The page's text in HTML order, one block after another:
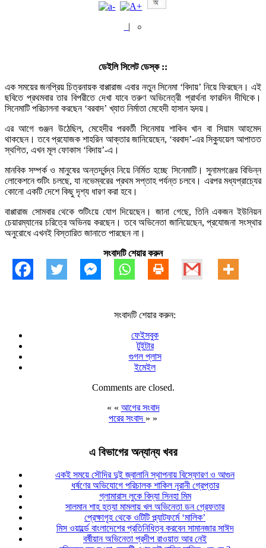
| ০
ডেইলি সিলেট ডেস্ক ::
এক সময়ের জনপ্রিয় চিত্রনায়ক বাপ্পারাজ এবার নতুন সিনেমা ‘বিদায়’ নিয়ে ফিরছেন। এই
ছবিতে প্রথমবার তার বিপরীতে দেখা যাবে তরুণ অভিনেত্রী প্রার্থনা ফারদিন দীঘিকে।
সিনেমাটি পরিচালনা করছেন ‘বরবাদ’ খ্যাত নির্মাতা মেহেদী হাসান হৃদয়।
এর আগে গুঞ্জন উঠেছিল, মেহেদীর পরবর্তী সিনেমায় শাকিব খান বা সিয়াম আহমেদ
থাকছেন। তবে প্রযোজক শাহরিন আক্তার জানিয়েছেন, ‘বরবাদ’-এর সিক্যুয়েল আপাতত
স্থগিত, এখন মূল ফোকাস ‘বিদায়’-এ।
মানবিক সম্পর্ক ও মানুষের অন্তর্দ্বন্দ্ব নিয়ে নির্মিত হচ্ছে সিনেমাটি। সুনামগঞ্জের বিভিন্ন
লোকেশনে শুটিং চলছে, যা নভেম্বরের প্রথম সপ্তাহ পর্যন্ত চলবে। এরপর মধ্যপ্রাচ্যের
কোনো একটি দেশে কিছু দৃশ্য ধারণ করা হবে।
বাপ্পারাজ সোমবার থেকে শুটিংয়ে যোগ দিয়েছেন। জানা গেছে, তিনি একজন ইউনিয়ন
চেয়ারম্যানের চরিত্রে অভিনয় করছেন। তবে অভিনেতা জানিয়েছেন, প্রযোজনা সংস্থার
অনুরোধে এখনই বিস্তারিত জানাতে পারছেন না।
সংবাদটি শেয়ার করুন
সংবাদটি শেয়ার করুন:
ফেইসবুক
টুইটার
গুগল প্লাস
ইমেইল
Comments are closed.
« « আগের সংবাদ
পরের সংবাদ » »
এ বিভাগের অন্যান্য খবর
একই সময়ে সৌদির দুই জ্বালানি স্থাপনায় বিস্ফোরণ ও আগুন
ধর্ষণের অভিযোগে পরিচালক শাকিল নূরানী গ্রেপ্তার
গ্লামারাস লুকে বিদ্যা সিনহা মিম
সালমান শাহ হত্যা মামলায় খল অভিনেতা ডন গ্রেফতার
প্রেক্ষাগৃহ থেকে ওটিটি প্ল্যাটফর্মে ‘মালিক’
মিস ওয়ার্ল্ডে বাংলাদেশের প্রতিনিধিত্ব করবেন সামানজার সাঈদ
বর্ষীয়ান অভিনেতা প্রদীপ রাওয়াত আর নেই